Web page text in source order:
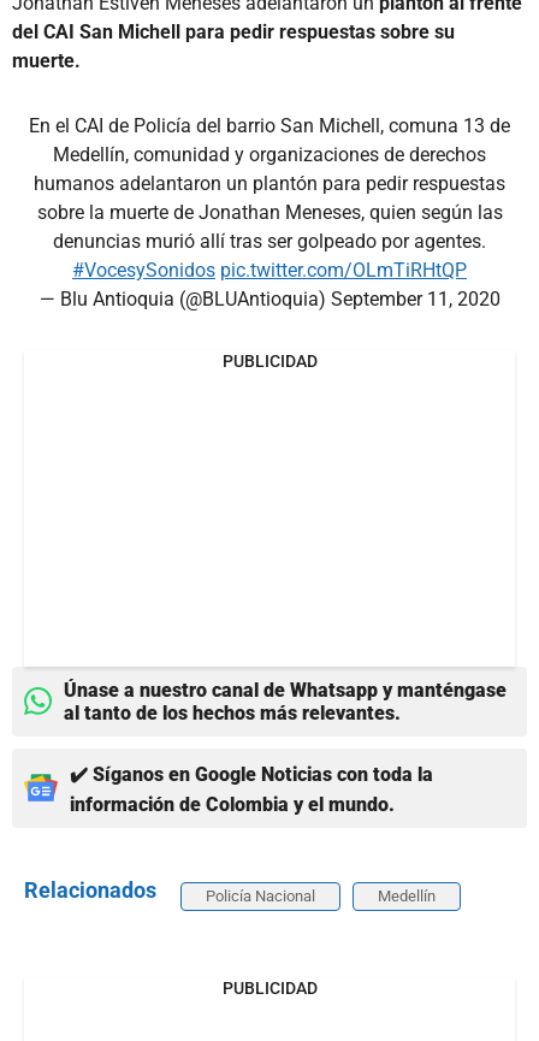
del CAI San Michell para pedir respuestas sobre su
muerte.
En el CAI de Policía del barrio San Michell, comuna 13 de
Medellín, comunidad y organizaciones de derechos
humanos adelantaron un plantón para pedir respuestas
sobre la muerte de Jonathan Meneses, quien según las
denuncias murió allí tras ser golpeado por agentes.
#VocesySonidos pic.twitter.com/OLmTiRHtQP
— Blu Antioquia (@BLUAntioquia) September 11, 2020
PUBLICIDAD
Únase a nuestro canal de Whatsapp y manténgase
al tanto de los hechos más relevantes.
✔️ Síganos en Google Noticias con toda la
información de Colombia y el mundo.
Relacionados Policía Nacional Medellín
PUBLICIDAD